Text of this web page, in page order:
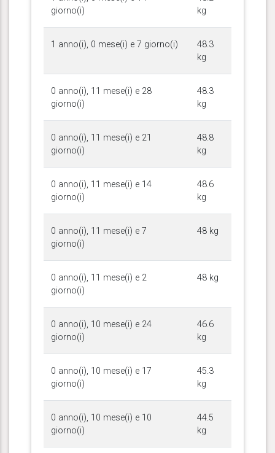
giorno(i)
kg
1 anno(i), 0 mese(i) e 7 giorno(i)
48.3
kg
0 anno(i), 11 mese(i) e 28
giorno(i)
48.3
kg
0 anno(i), 11 mese(i) e 21
giorno(i)
48.8
kg
0 anno(i), 11 mese(i) e 14
giorno(i)
48.6
kg
0 anno(i), 11 mese(i) e 7
giorno(i)
48 kg
0 anno(i), 11 mese(i) e 2
giorno(i)
48 kg
0 anno(i), 10 mese(i) e 24
giorno(i)
46.6
kg
0 anno(i), 10 mese(i) e 17
giorno(i)
45.3
kg
0 anno(i), 10 mese(i) e 10
giorno(i)
44.5
kg